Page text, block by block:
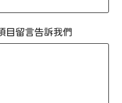
目留言告訴我們